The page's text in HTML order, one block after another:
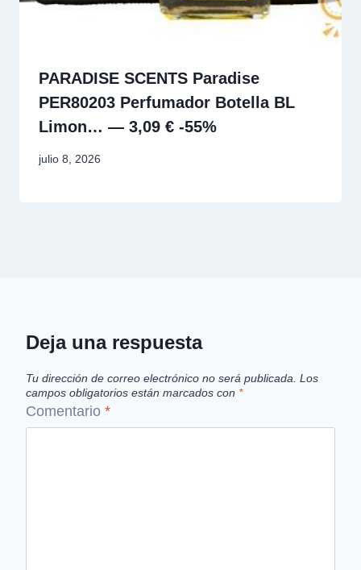
PARADISE SCENTS Paradise
PER80203 Perfumador Botella BL
Limon… — 3,09 € -55%
julio 8, 2026
Deja una respuesta
Tu dirección de correo electrónico no será publicada. Los
campos obligatorios están marcados con *
Comentario *